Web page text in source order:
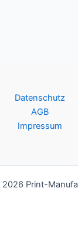
Datenschutz
AGB
Impressum
Print-